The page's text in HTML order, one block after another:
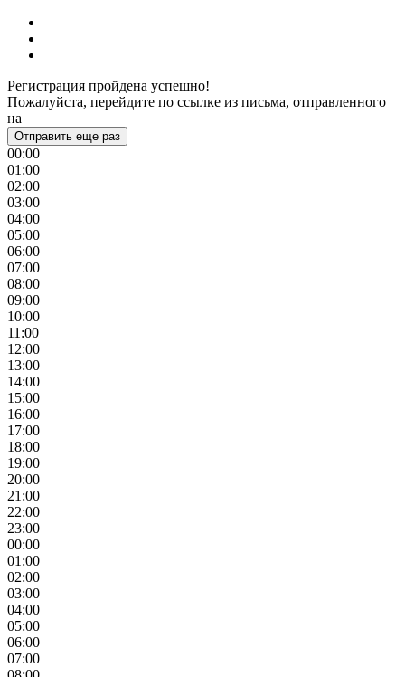
Регистрация пройдена успешно!
Пожалуйста, перейдите по ссылке из письма, отправленного
на
Отправить еще раз
00:00
01:00
02:00
03:00
04:00
05:00
06:00
07:00
08:00
09:00
10:00
11:00
12:00
13:00
14:00
15:00
16:00
17:00
18:00
19:00
20:00
21:00
22:00
23:00
00:00
01:00
02:00
03:00
04:00
05:00
06:00
07:00